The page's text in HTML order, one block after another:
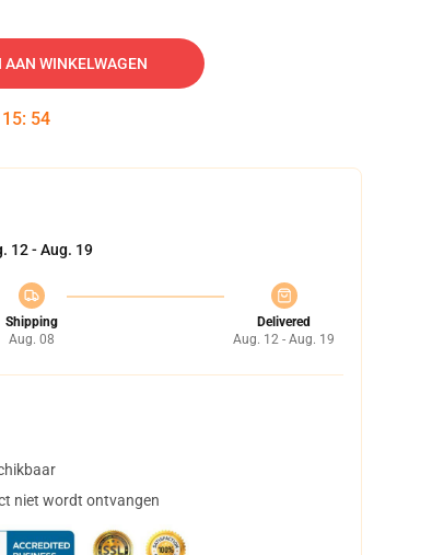
AAN WINKELWAGEN
15: 53
12 - Aug. 19
Shipping
Aug. 08
Delivered
Aug. 12 - Aug. 19
niet wordt ontvangen